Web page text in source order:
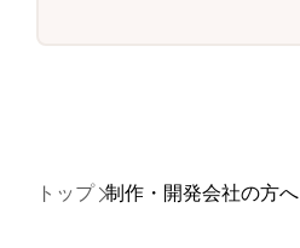
トップ 制作・開発会社の方へ